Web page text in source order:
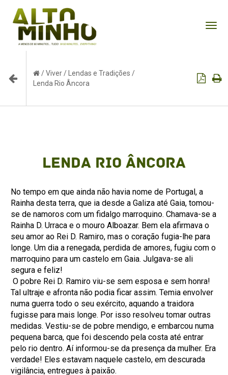
/Viver/ Lendas e Tradições /
Lenda Rio Âncora
Lenda Rio Âncora
No tempo em que ainda não havia nome de Portugal, a
Rainha desta terra, que ia desde a Galiza até Gaia, tomou-
se de namoros com um fidalgo marroquino. Chamava-se a
Rainha D. Urraca e o mouro Alboazar. Bem ela afirmava o
seu amor ao Rei D. Ramiro, mas o coração fugia-lhe para
longe. Um dia a renegada, perdida de amores, fugiu com o
marroquino para um castelo em Gaia. Julgava-se ali
segura e feliz!
O pobre Rei D. Ramiro viu-se sem esposa e sem honra!
Tal ultraje e afronta não podia ficar assim. Temia envolver
numa guerra todo o seu exército, aquando a traidora
fugisse para mais longe. Por isso resolveu tomar outras
medidas. Vestiu-se de pobre mendigo, e embarcou numa
pequena barca, que foi descendo pela costa até entrar
pelo rio dentro. Aí informou-se da presença da mulher. Era
verdade! Eles estavam naquele castelo, em descurada
vigilância, entregues à paixão.